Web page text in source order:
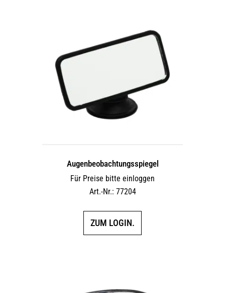
Augen­beobach­tungs­spiegel
Für Preise bitte einloggen
Art.-Nr.: 77204
ZUM LOGIN.